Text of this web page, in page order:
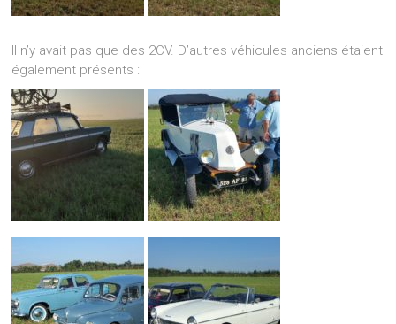
Il n’y avait pas que des 2CV. D’autres véhicules anciens étaient
également présents :